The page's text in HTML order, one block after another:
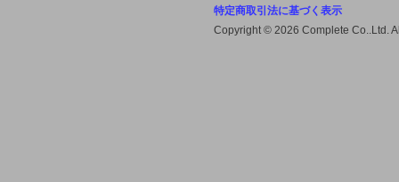
特定商取引法に基づく表示
Copyright © 2026 Complete Co..Ltd.